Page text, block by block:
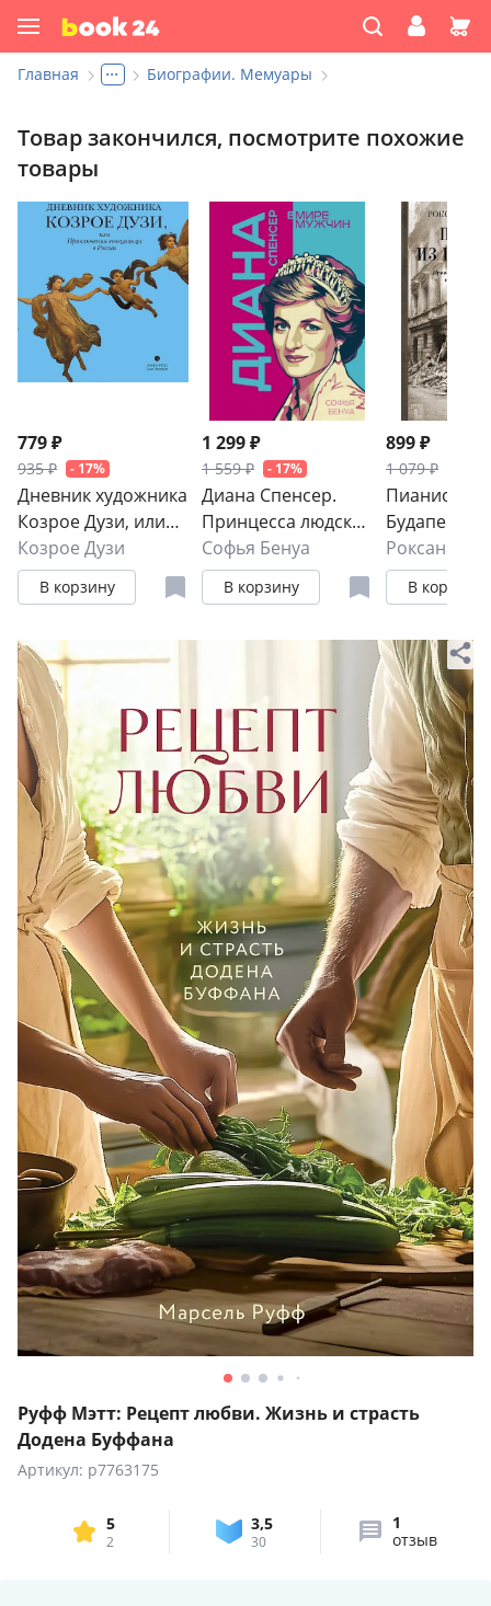
Главная ... Биографии. Мемуары
Товар закончился, посмотрите похожие
товары
779 ₽
935 ₽ - 17%
Дневник художника
Козрое Дузи, или
Приключения
венецианца в
России: Дневник.
Козрое Дузи
В корзину
1 299 ₽
1 559 ₽ - 17%
Диана Спенсер.
Принцесса людских
сердец
Софья Бенуа
В корзину
899 ₽
1 079 ₽
Пианист из
Будапешта.
Правдивая
музыканта,
Роксана де
В корзину
Руфф Мэтт: Рецепт любви. Жизнь и страсть
Додена Буффана
Артикул: p7763175
5
2
3,5
30
1
отзыв